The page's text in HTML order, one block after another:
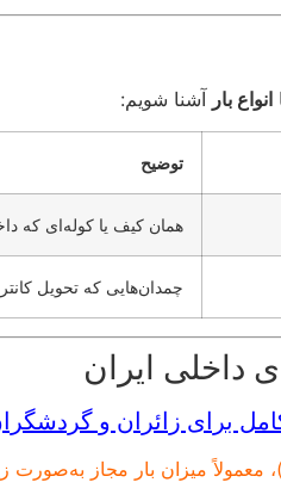
انواع بار آشنا شویم:
توضیح
همان کیف یا کوله‌ای که
چمدان‌هایی که تحویل
داخلی ایران
برای زائران و
معمولاً میزان بار مجاز به‌صورت